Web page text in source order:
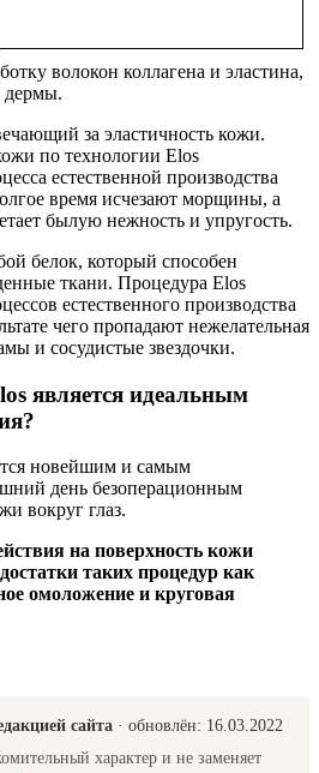
волокон коллагена и эластина,
дермы.
за эластичность кожи.
по технологии Elos
естественной производства
время исчезают морщины, а
былую нежность и упругость.
белок, который способен
ткани. Процедура Elos
естественного производства
чего пропадают нежелательная
и сосудистые звездочки.
является идеальным
новейшим и самым
день безоперационным
вокруг глаз.
на поверхность кожи
таких процедур как
омоложение и круговая
сайта · обновлён: 16.03.2022
характер и не заменяет